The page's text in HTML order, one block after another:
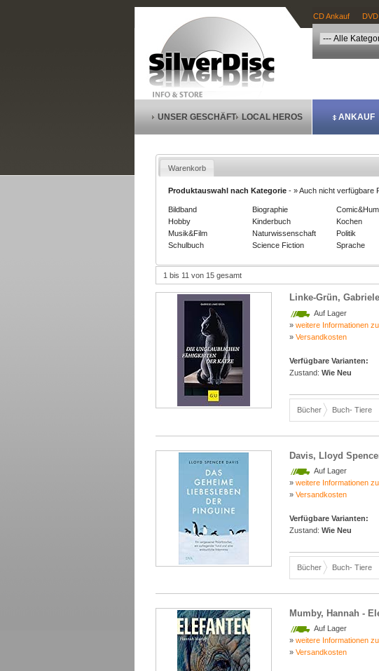
CD Ankauf
UNSER GESCHÄFT LOCAL HEROS ANKAUF
Warenkorb
Produktauswahl nach Kategorie -» Auch nicht verfügbare
Bildband Biographie
Hobby
Kinderbuch Kochen
Musik&Film
Naturwissenschaft Politik
Schulbuch
Science Fiction Sprache
1 bis 11 von 15 gesamt
Linke-Grün,
Auf Lager
» weitere Informationen
» Versandkosten
Verfügbare Varianten:
Zustand: Wie Neu
Bücher Buch- Tiere
Davis, Lloyd
Auf Lager
» weitere Informationen
» Versandkosten
Verfügbare Varianten:
Zustand: Wie Neu
Bücher Buch- Tiere
Mumby, Hannah -
Auf Lager
» weitere Informationen
» Versandkosten